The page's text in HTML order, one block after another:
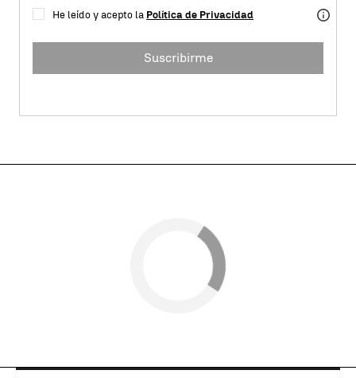
He leído y acepto la Política de Privacidad
Suscribirme